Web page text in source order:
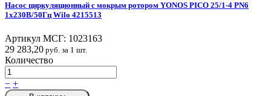
Насос циркуляционный с мокрым ротором YONOS PICO 25/1-4 PN6
1х230В/50Гц Wilo 4215513
Артикул МСГ: 1023163
29 283,20 руб. за 1 шт.
Количество
− +